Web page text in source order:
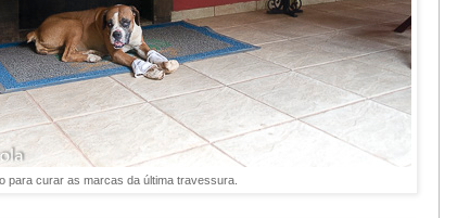
para curar as marcas da última travessura.